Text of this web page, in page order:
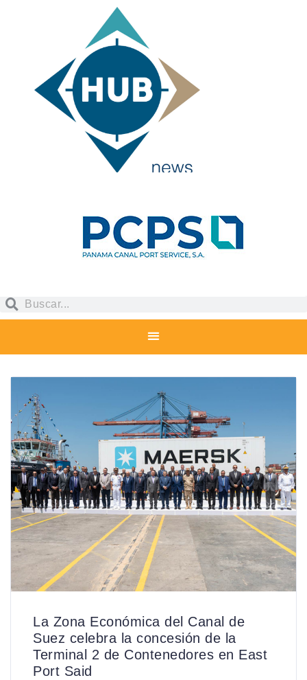
La Zona Económica del Canal de
Suez celebra la concesión de la
Terminal 2 de Contenedores en East
Port Said